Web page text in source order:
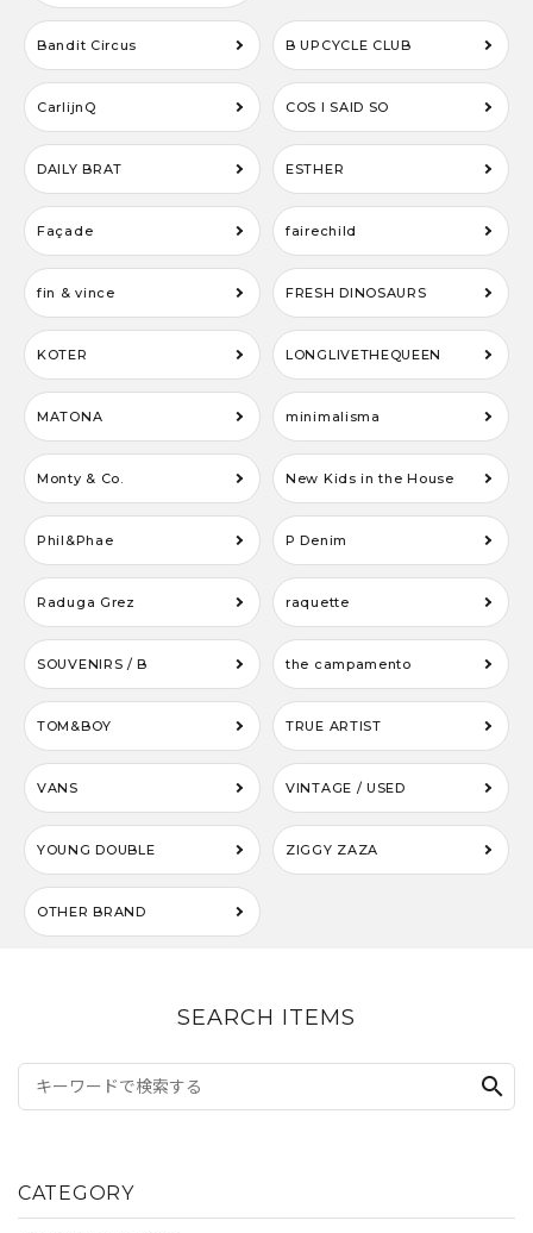
Bandit Circus B UPCYCLE CLUB
CarlijnQ COS I SAID SO
DAILY BRAT ESTHER
Façade fairechild
fin & vince FRESH DINOSAURS
KOTER LONGLIVETHEQUEEN
MATONA minimalisma
Monty & Co. New Kids in the House
Phil&Phae P Denim
Raduga Grez raquette
SOUVENIRS / B the campamento
TOM&BOY TRUE ARTIST
VANS VINTAGE / USED
YOUNG DOUBLE ZIGGY ZAZA
OTHER BRAND
SEARCH ITEMS
search
CATEGORY